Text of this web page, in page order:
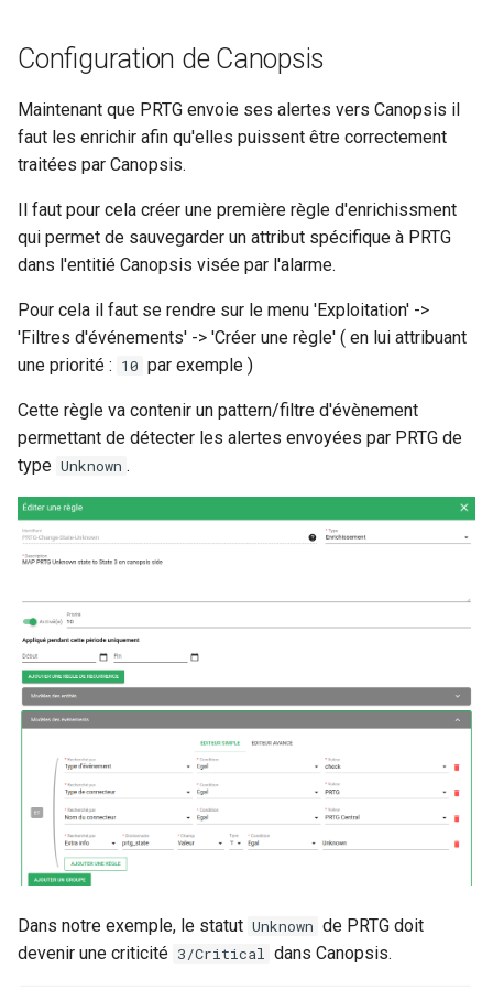
Configuration de Canopsis
Maintenant que PRTG envoie ses alertes vers Canopsis il
faut les enrichir afin qu'elles puissent être correctement
traitées par Canopsis.
Il faut pour cela créer une première règle d'enrichissment
qui permet de sauvegarder un attribut spécifique à PRTG
dans l'entitié Canopsis visée par l'alarme.
Pour cela il faut se rendre sur le menu 'Exploitation' ->
'Filtres d'événements' -> 'Créer une règle' ( en lui attribuant
une priorité : 10 par exemple )
Cette règle va contenir un pattern/filtre d'évènement
permettant de détecter les alertes envoyées par PRTG de
type Unknown .
Dans notre exemple, le statut Unknown de PRTG doit
devenir une criticité 3/Critical dans Canopsis.